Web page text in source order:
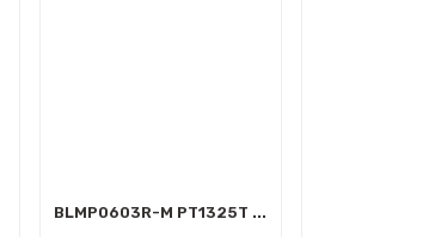
BLMP0603R-M PT1325T ...